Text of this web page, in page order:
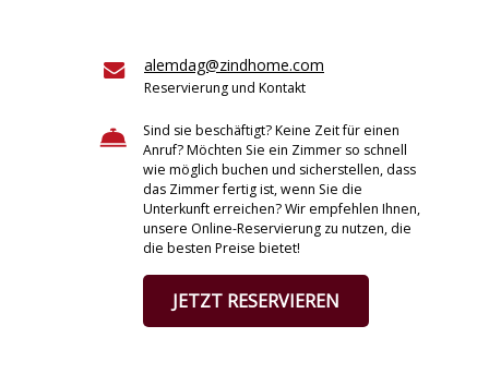
alemdag@zindhome.com
Reservierung und Kontakt
Sind sie beschäftigt? Keine Zeit für einen
Anruf? Möchten Sie ein Zimmer so schnell
wie möglich buchen und sicherstellen, dass
das Zimmer fertig ist, wenn Sie die
Unterkunft erreichen? Wir empfehlen Ihnen,
unsere Online-Reservierung zu nutzen, die
die besten Preise bietet!
JETZT RESERVIEREN